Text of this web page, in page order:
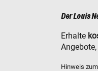
Der Louis
Erhalte
Hinweis